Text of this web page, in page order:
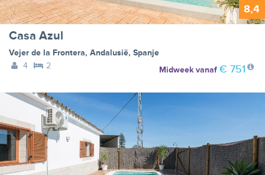
8,4
Casa Azul
Vejer de la Frontera, Andalusië, Spanje
4
2 Midweekvanaf € 751